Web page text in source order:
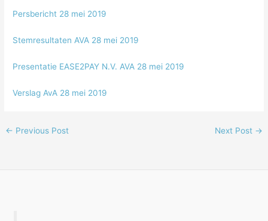
Persbericht 28 mei 2019
Stemresultaten AVA 28 mei 2019
Presentatie EASE2PAY N.V. AVA 28 mei 2019
Verslag AvA 28 mei 2019
← Previous Post Next Post →